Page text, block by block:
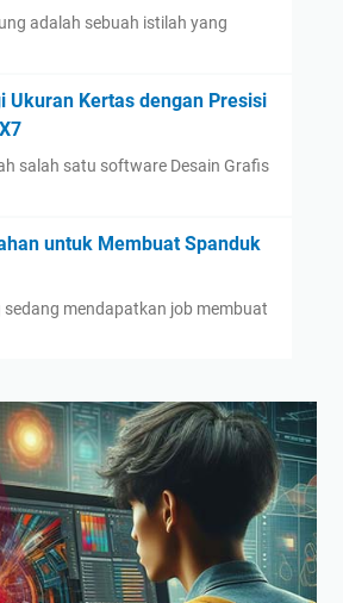
adalah sebuah istilah yang
Ukuran Kertas dengan Presisi
salah satu software Desain Grafis
untuk Membuat Spanduk
sedang mendapatkan job membuat